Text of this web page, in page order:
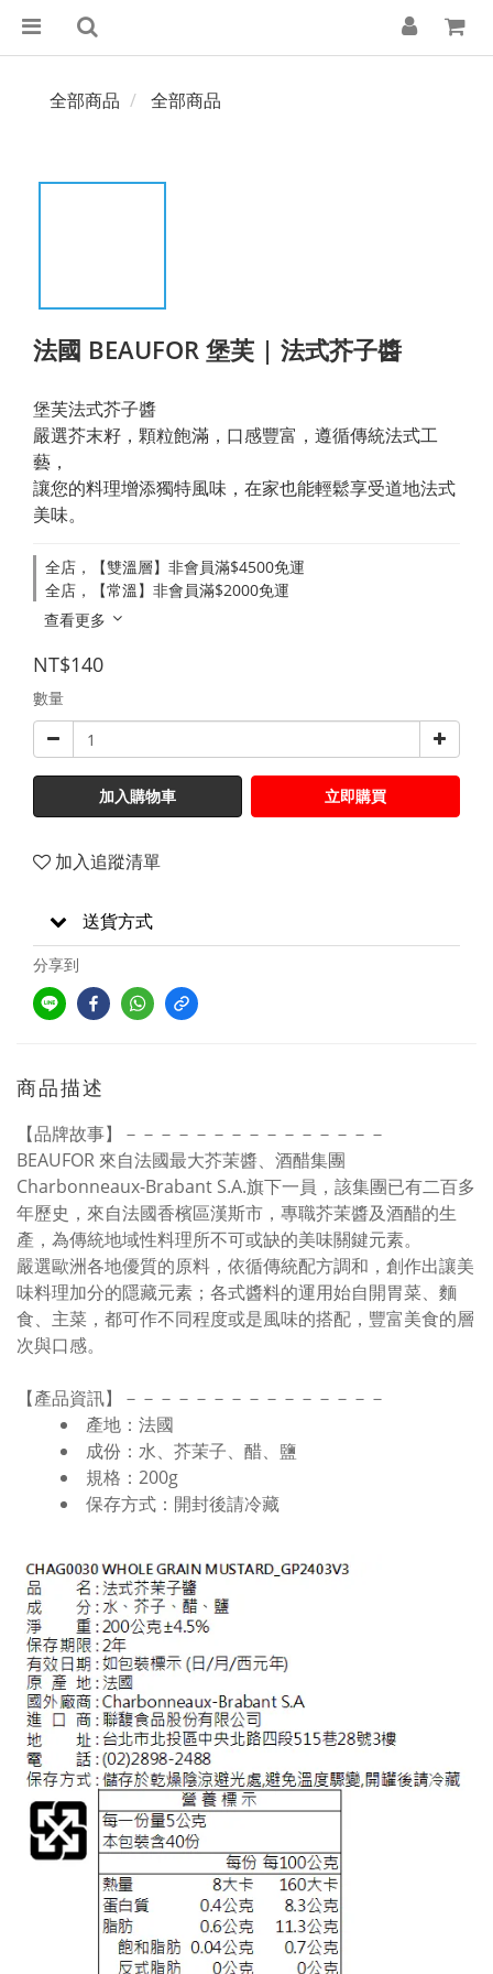
全部商品 全部商品
法國 BEAUFOR 堡芙 | 法式芥子醬
堡芙法式芥子醬
嚴選芥末籽，顆粒飽滿，口感豐富，遵循傳統法式工
藝，
讓您的料理增添獨特風味，在家也能輕鬆享受道地法式
美味。
全店，【雙溫層】非會員滿$4500免運
全店，【常溫】非會員滿$2000免運
查看更多
NT$140
數量
加入購物車 立即購買
加入追蹤清單
送貨方式
分享到
商品描述
【品牌故事】－－－－－－－－－－－－－－－
BEAUFOR 來自法國最大芥茉醬、酒醋集團
Charbonneaux-Brabant S.A.旗下一員，該集團已有二百多
年歷史，來自法國香檳區漢斯市，專職芥茉醬及酒醋的生
產，為傳統地域性料理所不可或缺的美味關鍵元素。
嚴選歐洲各地優質的原料，依循傳統配方調和，創作出讓美
味料理加分的隱藏元素；各式醬料的運用始自開胃菜、麵
食、主菜，都可作不同程度或是風味的搭配，豐富美食的層
次與口感。
【產品資訊】－－－－－－－－－－－－－－－
產地：法國
成份：水、芥茉子、醋、鹽
規格：200g
保存方式：開封後請冷藏